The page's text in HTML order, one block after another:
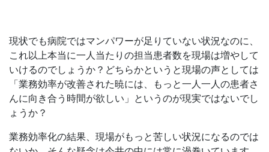
現状でも病院ではマンパワーが足りていない状況なのに、
これ以上本当に一人当たりの担当患者数を現場は増やして
いけるのでしょうか？どちらかというと現場の声としては
「業務効率が改善された暁には、もっと一人一人の患者さ
んに向き合う時間が欲しい」というのが現実ではないでし
ょうか？
業務効率化の結果、現場がもっと苦しい状況になるのでは